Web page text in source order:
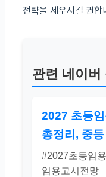
전략을 세우시길 권합
관련 네이버
2027 초등
총정리, 중
#2027초등
임용고시